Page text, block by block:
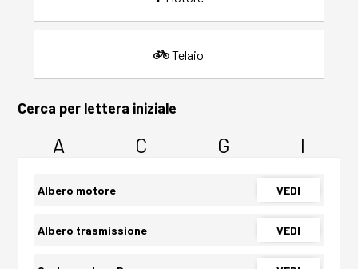
Telaio
Cerca per lettera iniziale
A C G I
Albero motore VEDI
Albero trasmissione VEDI